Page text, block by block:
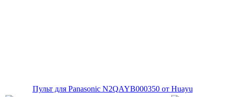
Пульт для Panasonic N2QAYB000350 от Huayu